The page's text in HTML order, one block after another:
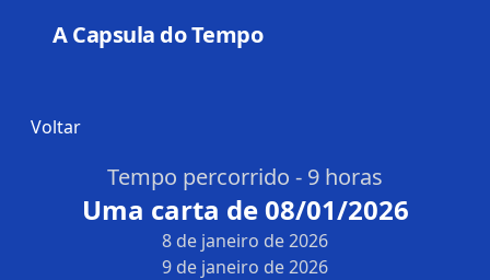
A Capsula do Tempo
Voltar
Tempo percorrido - 9 horas
Uma carta de 08/01/2026
8 de janeiro de 2026
9 de janeiro de 2026